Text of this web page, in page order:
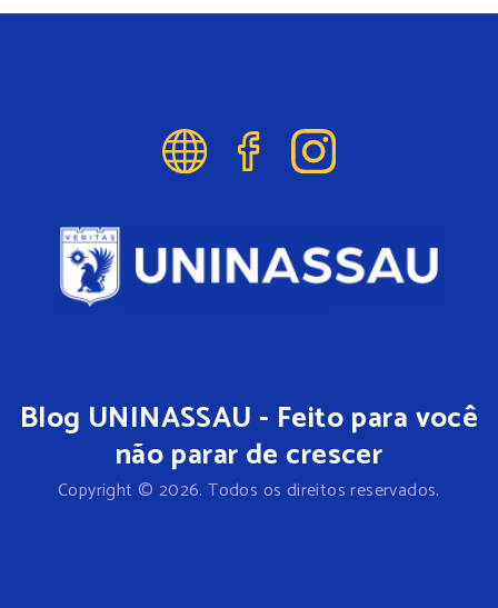
Blog UNINASSAU - Feito para você
não parar de crescer
Copyright © 2026. Todos os direitos reservados.